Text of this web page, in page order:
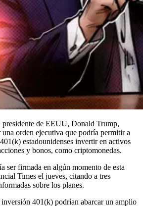
presidente de EEUU, Donald Trump,
orden ejecutiva que podría permitir a
estadounidenses invertir en activos
y bonos, como criptomonedas.
ser firmada en algún momento de esta
Times el jueves, citando a tres
sobre los planes.
401(k) podrían abarcar un amplio